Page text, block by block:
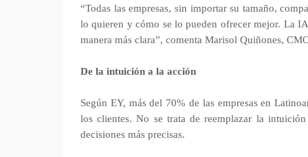
“Todas las empresas, sin importar su tamaño,
lo quieren y cómo se lo pueden ofrecer mejor. La
manera más clara”, comenta Marisol Quiñones,
De la intuición a la acción
Según EY, más del 70% de las empresas en
los clientes. No se trata de reemplazar la
decisiones más precisas.